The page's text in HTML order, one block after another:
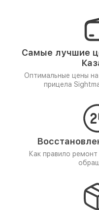
Самые лучшие
Оптимальные цены
прицела
Как правило